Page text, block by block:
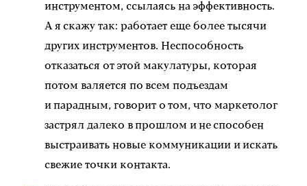
инструментом, ссылаясь на эффективность.
А я скажу так: работает еще более тысячи
других инструментов. Неспособность
отказаться от этой макулатуры, которая
потом валяется по всем подъездам
и парадным, говорит о том, что маркетолог
застрял далеко в прошлом и не способен
выстраивать новые коммуникации и искать
свежие точки контакта.